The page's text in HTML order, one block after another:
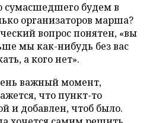
сумасшедшего будем в
организаторов марша?
вопрос понятен, «вы
мы как-нибудь без вас
а кого нет».
важный момент,
что пункт-то
и добавлен, чтоб было.